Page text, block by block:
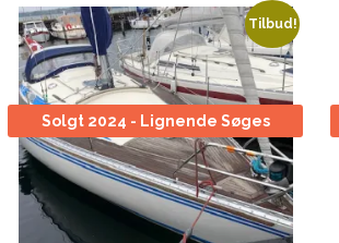
Tilbud!
Solgt 2024 - Lignende Søges